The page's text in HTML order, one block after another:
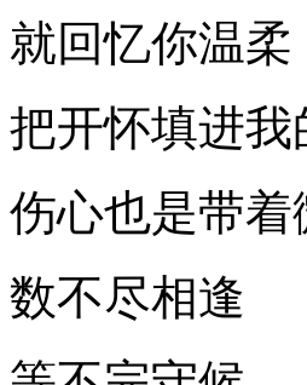
就回忆你温柔
把开怀填进我
伤心也是带着
数不尽相逢